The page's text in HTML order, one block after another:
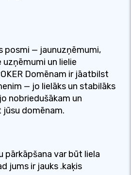
posmi — jaunuzņēmumi,
un lielie
Domēnam ir jāatbilst
— jo lielāks un stabilāks
nobriedušākam un
domēnam.
pārkāpšana var būt liela
jums ir jauks .kaķis